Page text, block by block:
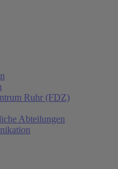
Ruhr (FDZ)
Abteilungen